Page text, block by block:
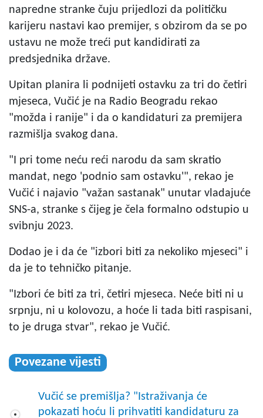
napredne stranke čuju prijedlozi da političku
karijeru nastavi kao premijer, s obzirom da se po
ustavu ne može treći put kandidirati za
predsjednika države.
Upitan planira li podnijeti ostavku za tri do četiri
mjeseca, Vučić je na Radio Beogradu rekao
"možda i ranije" i da o kandidaturi za premijera
razmišlja svakog dana.
"I pri tome neću reći narodu da sam skratio
mandat, nego 'podnio sam ostavku'", rekao je
Vučić i najavio "važan sastanak" unutar vladajuće
SNS-a, stranke s čijeg je čela formalno odstupio u
svibnju 2023.
Dodao je i da će "izbori biti za nekoliko mjeseci" i
da je to tehničko pitanje.
"Izbori će biti za tri, četiri mjeseca. Neće biti ni u
srpnju, ni u kolovozu, a hoće li tada biti raspisani,
to je druga stvar", rekao je Vučić.
Povezane vijesti
Vučić se premišlja? "Istraživanja će
pokazati hoću li prihvatiti kandidaturu za